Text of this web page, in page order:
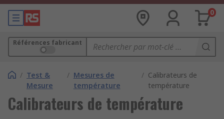
0
Références fabricant
/ Test &
Mesure
/ Mesures de
température
/ Calibrateurs de
température
Calibrateurs de température